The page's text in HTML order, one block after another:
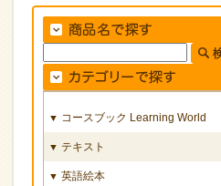
▼ コースブック Learning World
▼ テキスト
▼ 英語絵本